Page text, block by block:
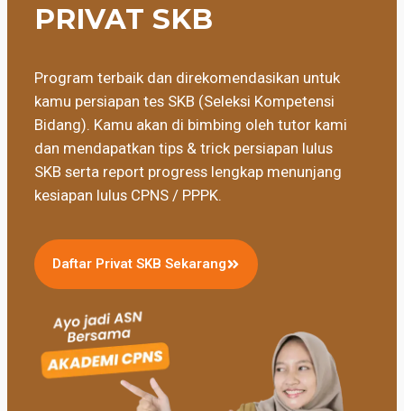
PRIVAT SKB
Program terbaik dan direkomendasikan untuk
kamu persiapan tes SKB (Seleksi Kompetensi
Bidang). Kamu akan di bimbing oleh tutor kami
dan mendapatkan tips & trick persiapan lulus
SKB serta report progress lengkap menunjang
kesiapan lulus CPNS / PPPK.
Daftar Privat SKB Sekarang